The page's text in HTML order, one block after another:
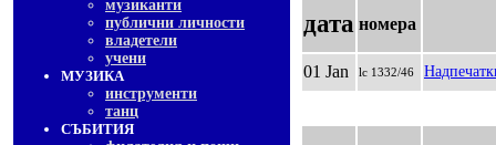
музиканти
публични личности
владетели
учени
МУЗИКА
инструменти
танц
СЪБИТИЯ
дата номера
01 Jan lc 1332/46